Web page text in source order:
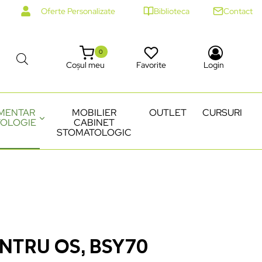
Oferte Personalizate Biblioteca Contact
Coșul meu
0
Favorite Login
MOBILIER
CABINET
STOMATOLOGIC
OUTLET CURSURI
OS, BSY70